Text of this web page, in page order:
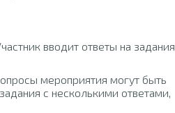
вводит ответы на задания
мероприятия могут быть
с несколькими ответами,